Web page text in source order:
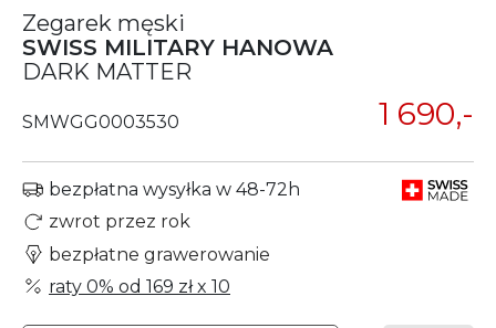
Zegarek męski
SWISS MILITARY HANOWA
DARK MATTER
SMWGG0003530 1 690,-
bezpłatna wysyłka w 48-72h
zwrot przez rok
bezpłatne grawerowanie
raty 0% od 169 złx 10